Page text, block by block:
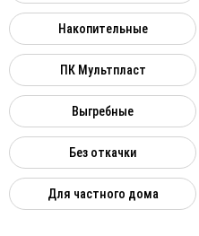
Накопительные
ПК Мультпласт
Выгребные
Без откачки
Для частного дома